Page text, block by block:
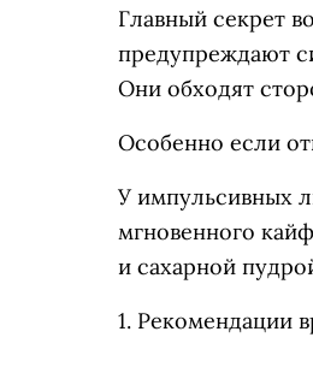
Главный секрет
предупреждают
Они обходят
Особенно если
У импульсивных
мгновенного
и сахарной
1. Рекомендации